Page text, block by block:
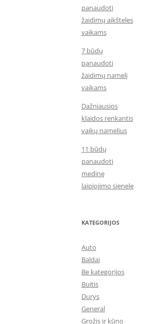
panaudoti
žaidimų aikšteles
vaikams
7 būdų
panaudoti
žaidimų namelį
vaikams
Dažniausios
klaidos renkantis
vaikų namelius
11 būdų
panaudoti
medinę
laipiojimo sienelę
KATEGORIJOS
Auto
Baldai
Be kategorijos
Buitis
Durys
General
Grožis ir kūno